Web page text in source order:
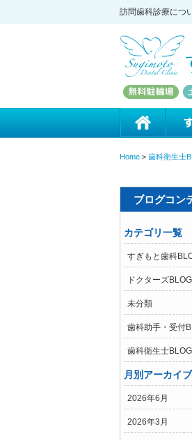
訪問歯科診療につ
Home > 歯科衛生士
ブログコン
カテゴリ一覧
すぎもと歯科
ドクターズBLOG
未分類
歯科助手・受付
歯科衛生士BLOG
月別アーカイブ
2026年6月
2026年3月